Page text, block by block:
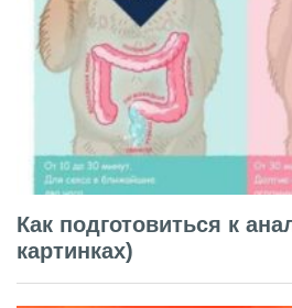
Как подготовиться к
картинках)